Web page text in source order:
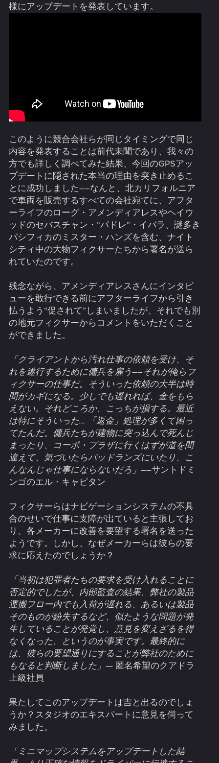
様にアップデートを発表しています。
このように競合会社らが同じタイミングで同じ
内容を発表することは前代未聞であり、我々の
方でも詳しく調べてみた結果、今回のGPSアッ
プデートに隠された本当の理由を突き止めるこ
とに成功しました――なんと、北カリフォルニア
で車両を販売するすべての会社宛てに、アフタ
ーライフのローグ・アメンディアレスやヘイウ
ッドのセバスチャン・“パドレ”・イバラ、謎多き
パシフィカのミスター・ハンズを含む、ナイト
シティ中の大物フィクサーたちから署名が送ら
れていたのです。
残念ながら、アメンディアレスさんにインタビ
ューを敢行できる前にアフターライフから引き
払うよう“促されて”しまいましたが、それでも別
の地元フィクサーからコメントをいただくこと
ができました。
「クライアントから汚れ仕事の依頼を受け、そ
れを遂行するために傭兵を雇う――それが俺らフ
ィクサーの仕事だ。そういった依頼の大半は時
間がカギになる。少しでも遅れれば、金をもら
えない。それどころか、こっちが損する。最近
は特にそういった… 「返金」処理が多くて困っ
てたんだ。傭兵たちが建物に突っ込んで死んじ
まったり、コーポ・プラザに行くはずが道を間
違えて、気づいたらバッドランズにいたり、こ
んなんじゃ仕事にならないだろ」 ――サントドミ
ンゴのエル・キャピタン
フィクサーらはナビゲーションシステムの不具
合のせいで仕事に支障が出ていると主張してお
り、各メーカーに改善を要望する署名を送った
ようです。しかし、なぜメーカーらは彼らの要
求に応えたのでしょうか？
「当初は犯罪者たちの要求を受け入れることに
否定的でしたが、内部監査の結果、弊社の製品
運搬フロー内でも入荷が遅れる、あるいは製品
そのものが紛失するなど、似たような問題が発
生していることが発覚し、意見を変えざるを得
なくなった、というのが事実です。最終的に
は、彼らの要望通りにすることが弊社のために
もなると判断しました」 — 匿名希望のクアドラ
上級社員
果たしてこのアップデートは吉と出るのでしょ
うか？スタジオのエキスパートに意見を伺って
みました。
「ミニマップシステムをアップデートした結